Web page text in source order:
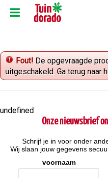
r
o
n
e
Fout! De opgevraagde
uitgeschakeld. Ga terug naar
undefined
Onze nieuwsbrief
Schrijf je in voor onder
Wij slaan jouw gegevens
voornaam